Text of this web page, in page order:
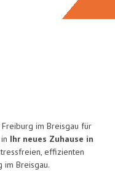
im Breisgau für
Ihr neues Zuhause in
effizienten
im Breisgau.